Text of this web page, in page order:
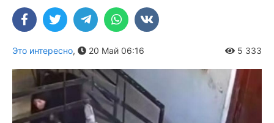
Это интересно, 20 Май 06:16 5 333